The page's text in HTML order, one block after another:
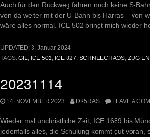
Auch für den Rückweg fahren noch keine S-
von da weiter mit der U-Bahn bis Harras – von
wäre alles normal. ICE 502 bringt mich wieder
UPDATED: 3. Januar 2024
TAGS: GIL ICE 502 ICE 827 SCHNEECHAOS ZUG
20231114
14. NOVEMBER 2023 DK5RAS LEAVE A
Wieder mal unchristliche Zeit, ICE 1689 bis
jedenfalls alles, die Schulung kommt gut voran,